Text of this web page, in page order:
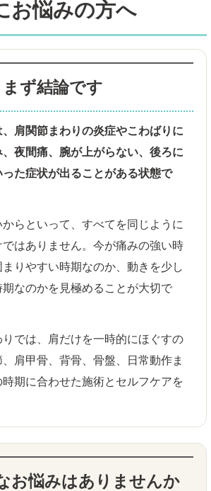
お悩みの方へ
まず結論です
、肩関節まわりの炎症やこわばりに
夜間痛、腕が上がらない、後ろに
た症状が出ることがある状態で
らといって、すべてを同じように
はありません。今が痛みの強い時
りやすい時期なのか、動きを少し
なのかを見極めることが大切で
では、肩だけを一時的にほぐすの
肩甲骨、背骨、骨盤、日常動作ま
期に合わせた施術とセルフケアを
お悩みはありませんか